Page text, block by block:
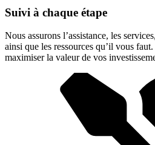
Suivi à chaque étape
Nous assurons l’assistance, les
ainsi que les ressources qu’il vous
maximiser la valeur de vos